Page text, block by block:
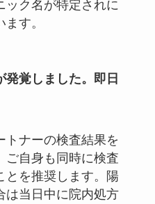
ック名が特定されに
す。
覚しました。即日
トナーの検査結果を
ご自身も同時に検査
とを推奨します。陽
は当日中に院内処方